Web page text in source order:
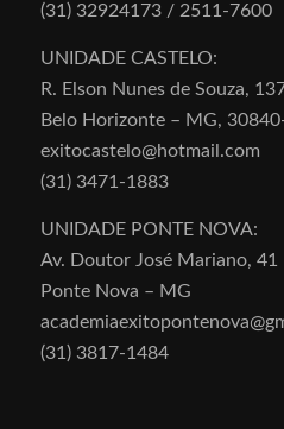
(31) 32924173 / 2511-7600
UNIDADE CASTELO:
R. Elson Nunes de Souza,
Belo Horizonte – MG,
exitocastelo@hotmail.com
(31) 3471-1883
UNIDADE PONTE NOVA:
Av. Doutor José Mariano, 41
Ponte Nova – MG
(31) 3817-1484